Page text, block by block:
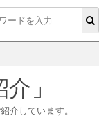
介 」
介しています。